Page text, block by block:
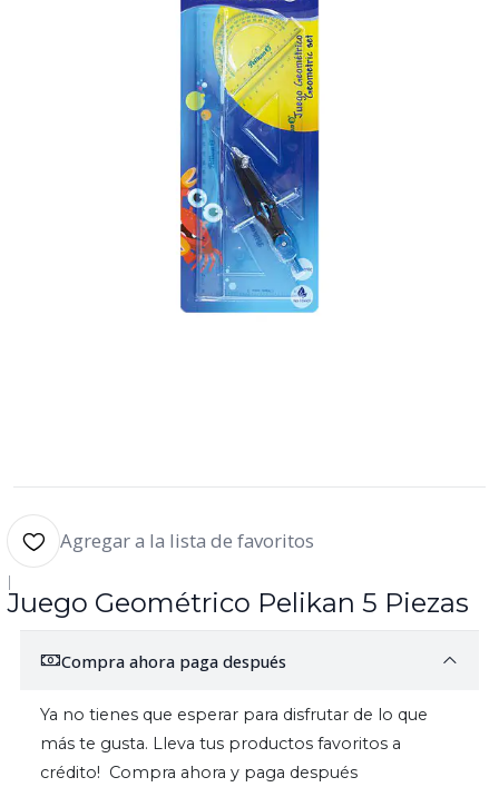
Agregar a la lista de favoritos
|
Juego Geométrico Pelikan 5 Piezas
Compra ahora paga después
Ya no tienes que esperar para disfrutar de lo que
más te gusta. Lleva tus productos favoritos a
crédito! Compra ahora y paga después